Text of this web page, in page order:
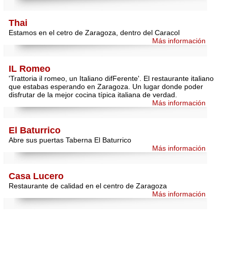
Thai
Estamos en el cetro de Zaragoza, dentro del Caracol
Más información
IL Romeo
'Trattoria il romeo, un Italiano difFerente'. El restaurante italiano
que estabas esperando en Zaragoza. Un lugar donde poder
disfrutar de la mejor cocina típica italiana de verdad.
Más información
El Baturrico
Abre sus puertas Taberna El Baturrico
Más información
Casa Lucero
Restaurante de calidad en el centro de Zaragoza
Más información